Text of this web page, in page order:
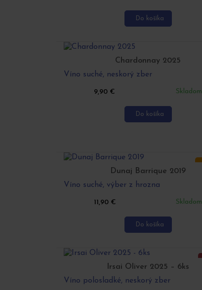
Do košíka
Chardonnay 2025
Víno suché, neskorý zber
9,90 € Skladom
Do košíka
Dunaj Barrique 2019
Víno suché, výber z hrozna
11,90 € Skladom
Do košíka
Irsai Oliver 2025 – 6ks
Víno polosladké, neskorý zber